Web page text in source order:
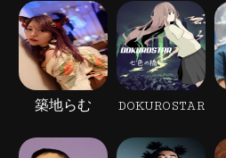
築地らむ DOKUROSTAR